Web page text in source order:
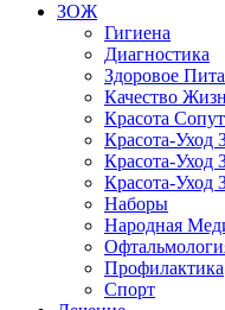
ЗОЖ
Гигиена
Диагностика
Здоровое
Качество
Красота
Красота-Уход
Красота-Уход
Красота-Уход
Наборы
Народная
Профилактика
Спорт